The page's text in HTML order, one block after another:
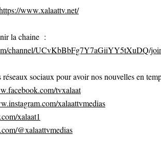
www.xalaattv.net/
la chaine :
channel/UCvKbBbFg7Y7aGiiYY5tXuDQ/
sociaux pour avoir nos nouvelles en
tvxalaat
xalaattvmedias
xalaat1
@xalaattvmedias